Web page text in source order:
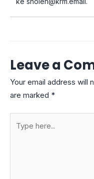
Leave a
Your email address will
are marked *
here..